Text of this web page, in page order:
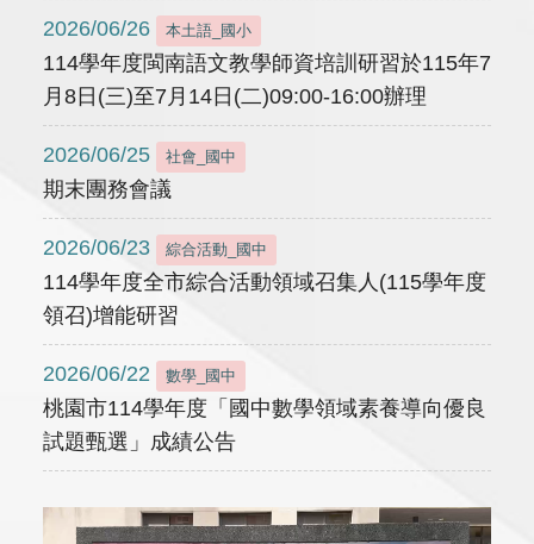
2026/06/26 本土語_國小
114學年度閩南語文教學師資培訓研習於115年7
月8日(三)至7月14日(二)09:00-16:00辦理
2026/06/25 社會_國中
期末團務會議
2026/06/23 綜合活動_國中
114學年度全市綜合活動領域召集人(115學年度
領召)增能研習
2026/06/22 數學_國中
桃園市114學年度「國中數學領域素養導向優良
試題甄選」成績公告